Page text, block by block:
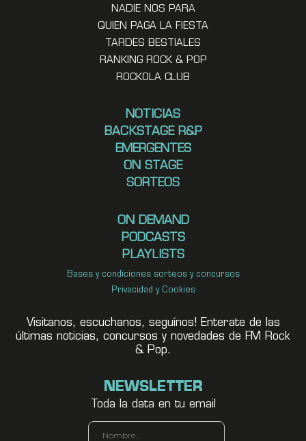
NADIE NOS PARA
QUIEN PAGA LA FIESTA
TARDES BESTIALES
RANKING ROCK & POP
ROCKOLA CLUB
NOTICIAS
BACKSTAGE R&P
EMERGENTES
ON STAGE
SORTEOS
ON DEMAND
PODCASTS
PLAYLISTS
Bases y condiciones sorteos y concursos
Privacidad y Cookies
Visitanos, escuchanos, seguínos! Enterate de las
últimas noticias, concursos y novedades de FM Rock
& Pop.
NEWSLETTER
Toda la data en tu email